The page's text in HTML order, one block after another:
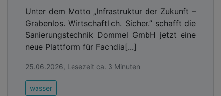
Unter dem Motto „Infrastruktur der Zukunft –
Grabenlos. Wirtschaftlich. Sicher.” schafft die
Sanierungstechnik Dommel GmbH jetzt eine
neue Plattform für Fachdia[...]
25.06.2026, Lesezeit ca. 3 Minuten
wasser